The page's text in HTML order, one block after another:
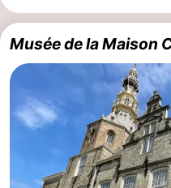
du
vélo
Randonnée
-
Équitation
Terrains
Surfen
Musée de la Maison